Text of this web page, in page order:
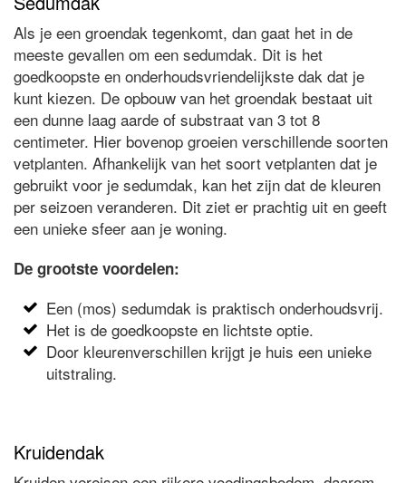
Als je een groendak tegenkomt, dan gaat het in de
meeste gevallen om een sedumdak. Dit is het
goedkoopste en onderhoudsvriendelijkste dak dat je
kunt kiezen. De opbouw van het groendak bestaat uit
een dunne laag aarde of substraat van 3 tot 8
centimeter. Hier bovenop groeien verschillende soorten
vetplanten. Afhankelijk van het soort vetplanten dat je
gebruikt voor je sedumdak, kan het zijn dat de kleuren
per seizoen veranderen. Dit ziet er prachtig uit en geeft
een unieke sfeer aan je woning.
De grootste voordelen:
Een (mos) sedumdak is praktisch onderhoudsvrij.
Het is de goedkoopste en lichtste optie.
Door kleurenverschillen krijgt je huis een unieke
uitstraling.
Kruidendak